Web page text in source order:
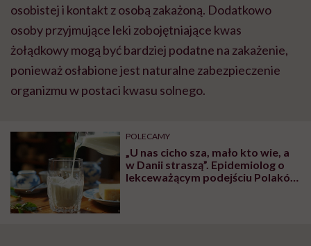
osobistej i kontakt z osobą zakażoną. Dodatkowo
osoby przyjmujące leki zobojętniające kwas
żołądkowy mogą być bardziej podatne na zakażenie,
ponieważ osłabione jest naturalne zabezpieczenie
organizmu w postaci kwasu solnego.
POLECAMY
„U nas cicho sza, mało kto wie, a
w Danii straszą”. Epidemiolog o
lekceważącym podejściu Polaków